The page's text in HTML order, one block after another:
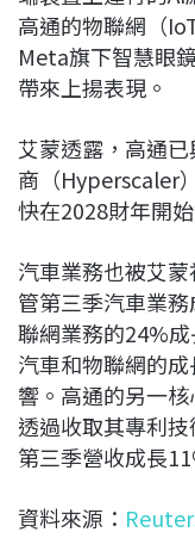
高通的物聯網（
Meta旗下智慧眼
帶來上揚表現。
艾蒙透露，高通
商（Hyperscaler
快在2028財年開
汽車業務也被艾
管第三季汽車業
聯網業務的24%
汽車和物聯網的
響。高通的另一
透過收取其專利
第三季營收成長
資料來源：